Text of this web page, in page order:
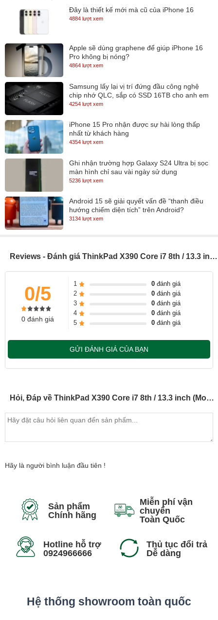
Viền màn hình được làm mỏng, tạo góc nhìn rộng và thoáng, cũng
như giảm kích thước tổng thể. Chính vậy mà tạo cảm giác tương
đồng với X280. Bản lề máy được làm bằng thép, chắc chắn, giúp
máy gập mở được 180 độ. Trọng lượng tổng thể cũng tăng lên đôi
chút
Cấu hình ổn định
Là dòng ThinkPad cao cấp nên X390 cũng được trang bị cấu hình
gồm những phần cứng mạnh mẽ. Thinkpad X390 được trang bị bộ
vi xử lý Intel Core 8th, 8GB RAM, card đồ họa Intel Graphics HD
620 và ổ cứng SSD 256GB. Với cấu hình này, X390 mang tới hiệu
năng nhanh nhẹn, phản hồi tức thì trước các thao tác nặng như
duyệt web bằng cả Firefox và Chrome thường trực khoảng 20 tab
trong khi vừa mở Photoshop, Lightroom để chỉnh sửa ảnh.
ra trơn tru, mượt mà. Lượng RAM 8GB vừa đủ đáp ứng việc mở
nhiều app song song. Đáng giá nhất có lẽ là ổ cứng SSD NVME
Màn hình – cải tiến đáng giá
mức trung bình, chỉ 300 nits, màn hình của dòng máy ThinkPad
X390 cho ra độ phủ màu sRGB lên tới 96% và AdobeRGB ở mức
là màn hình cảm ứng và màn hình sử dụng công nghệ bảo mật
tuyệt đối do Lenovo phát triển.
Đây là thiết kế mới mà cũ của iPhone 16
4884 lượt xem
Apple sẽ dùng graphene để giúp iPhone 16
Pro không bị nóng?
4864 lượt xem
Samsung lấy lại vị trí đứng đầu công nghệ
chip nhớ QLC, sắp có SSD 16TB cho anh em
lưu trữ
4254 lượt xem
iPhone 15 Pro nhận được sự hài lòng thấp
nhất từ khách hàng
4354 lượt xem
Ghi nhận trường hợp Galaxy S24 Ultra bị sọc
màn hình chỉ sau vài ngày sử dụng
5236 lượt xem
Android 15 sẽ giải quyết vấn đề “thanh điều
hướng chiếm diện tích” trên Android?
3134 lượt xem
Reviews - Đánh giá ThinkPad X390 Core i7 8th / 13.3 inch (Model 2018)
0/5
0 đánh giá
1 0đánh giá
2
0đánh giá
3
0đánh giá
4
0đánh giá
5
0đánh giá
GỬI ĐÁNH GIÁ CỦA BẠN
Hỏi, Đáp về ThinkPad X390 Core i7 8th / 13.3 inch (Model 2018)
Hãy là người bình luận đầu tiên !
Sản phẩm
Chính hãng
Miễn phí vận
chuyển
Toàn Quốc
Hotline hỗ trợ
0924966666
Thủ tục đổi trả
Dễ dàng
Hệ thống showroom toàn quốc